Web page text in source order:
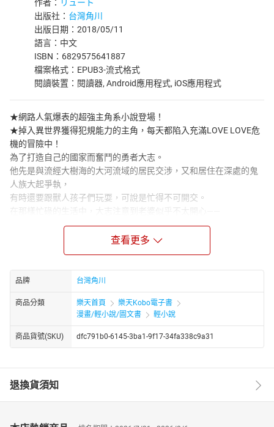
作者： リュート
出版社： 台灣角川
出版日期：2018/05/11
語言：中文
ISBN：6829575641887
檔案格式：EPUB3-流式格式
閱讀裝置：閱讀器, Android應用程式, iOS應用程式
★網路人氣爆表的超強主角系小說登場！
★掉入異世界獲得犯規能力的主角，每天都陷入充滿LOVE LOVE危
機的冒險中！
為了打造自己的國家而奮鬥的勇者大志。
他先是與流經大樹海的大河流域的居民交涉，又和居住在深處的鬼
人族大起爭執，
有時還要跟獸人孩子們玩耍，可說是忙得不可開交。
在那樣忙碌的生活中，大志注意到老婆似乎不太開心——
「瑪爾小姐，我們去約會吧。明天開始來趟三天兩夜的小旅行。」
於是，大志帶著老婆來到名叫甘迪魯的城市，
但是老天爺才沒那麼好心會給勇者機會遊玩！
查看更多
品牌 台灣角川
商品分類 樂天首頁
樂天Kobo電子書
漫畫/輕小說/圖文書
輕小說
商品貨號(SKU) dfc791b0-6145-3ba1-9f17-34fa338c9a31
退換貨須知